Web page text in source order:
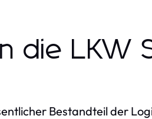
die LKW
Bestandteil der